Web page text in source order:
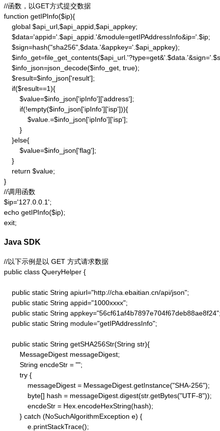
//函数，以GET方式提交数据
function getIPInfo($ip){
    global $api_url,$api_appid,$api_appkey;
    $data='appid='.$api_appid.'&module=getIPAddressInfo&ip='.$ip;
    $sign=hash("sha256",$data.'&appkey='.$api_appkey);
    $info_json=json_decode($info_get, true);
    $result=$info_json['result'];
    if($result==1){
        $value=$info_json['ipInfo']['address'];
        if(!empty($info_json['ipInfo']['isp'])){
            $value.=$info_json['ipInfo']['isp'];
        }
    }else{
        $value=$info_json['flag'];
    }
    return $value;
}
//调用函数
$ip='127.0.0.1';
echo getIPInfo($ip);
exit;
Java SDK
//以下示例是以 GET 方式请求数据
public class QueryHelper {
    public static String apiurl="http://cha.ebaitian.cn/api/json";
    public static String appid="1000xxxx";
public static String
    public static String module="getIPAddressInfo";
    public static String getSHA256Str(String str){
        MessageDigest messageDigest;
        String encdeStr = "";
        try {
            messageDigest = MessageDigest.getInstance("SHA-256");
            byte[] hash = messageDigest.digest(str.getBytes("UTF-8"));
            encdeStr = Hex.encodeHexString(hash);
        } catch (NoSuchAlgorithmException e) {
            e.printStackTrace();